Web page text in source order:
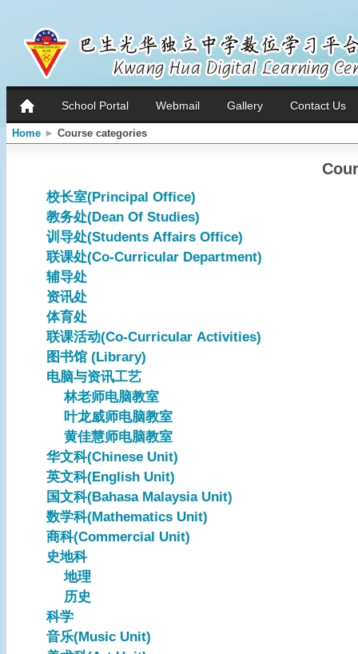
School Portal Webmail Gallery Contact Us
Home ► Course categories
校长室(Principal Office)
教务处(Dean Of Studies)
训导处(Students Affairs Office)
联课处(Co-Curricular Department)
辅导处
资讯处
体育处
联课活动(Co-Curricular Activities)
图书馆 (Library)
电脑与资讯工艺
林老师电脑教室
叶龙威师电脑教室
黄佳慧师电脑教室
华文科(Chinese Unit)
英文科(English Unit)
国文科(Bahasa Malaysia Unit)
数学科(Mathematics Unit)
商科(Commercial Unit)
史地科
地理
历史
科学
音乐(Music Unit)